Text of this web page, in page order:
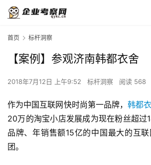
首页 标杆洞察
【案例】参观济南韩都衣舍
2018年7月12日 上午9:52 标杆洞察 阅读 568
作为中国互联网快时尚第一品牌，韩都
20万的淘宝小店发展成为现在粉丝超过
品牌、年销售额15亿的中国最大的互
团。